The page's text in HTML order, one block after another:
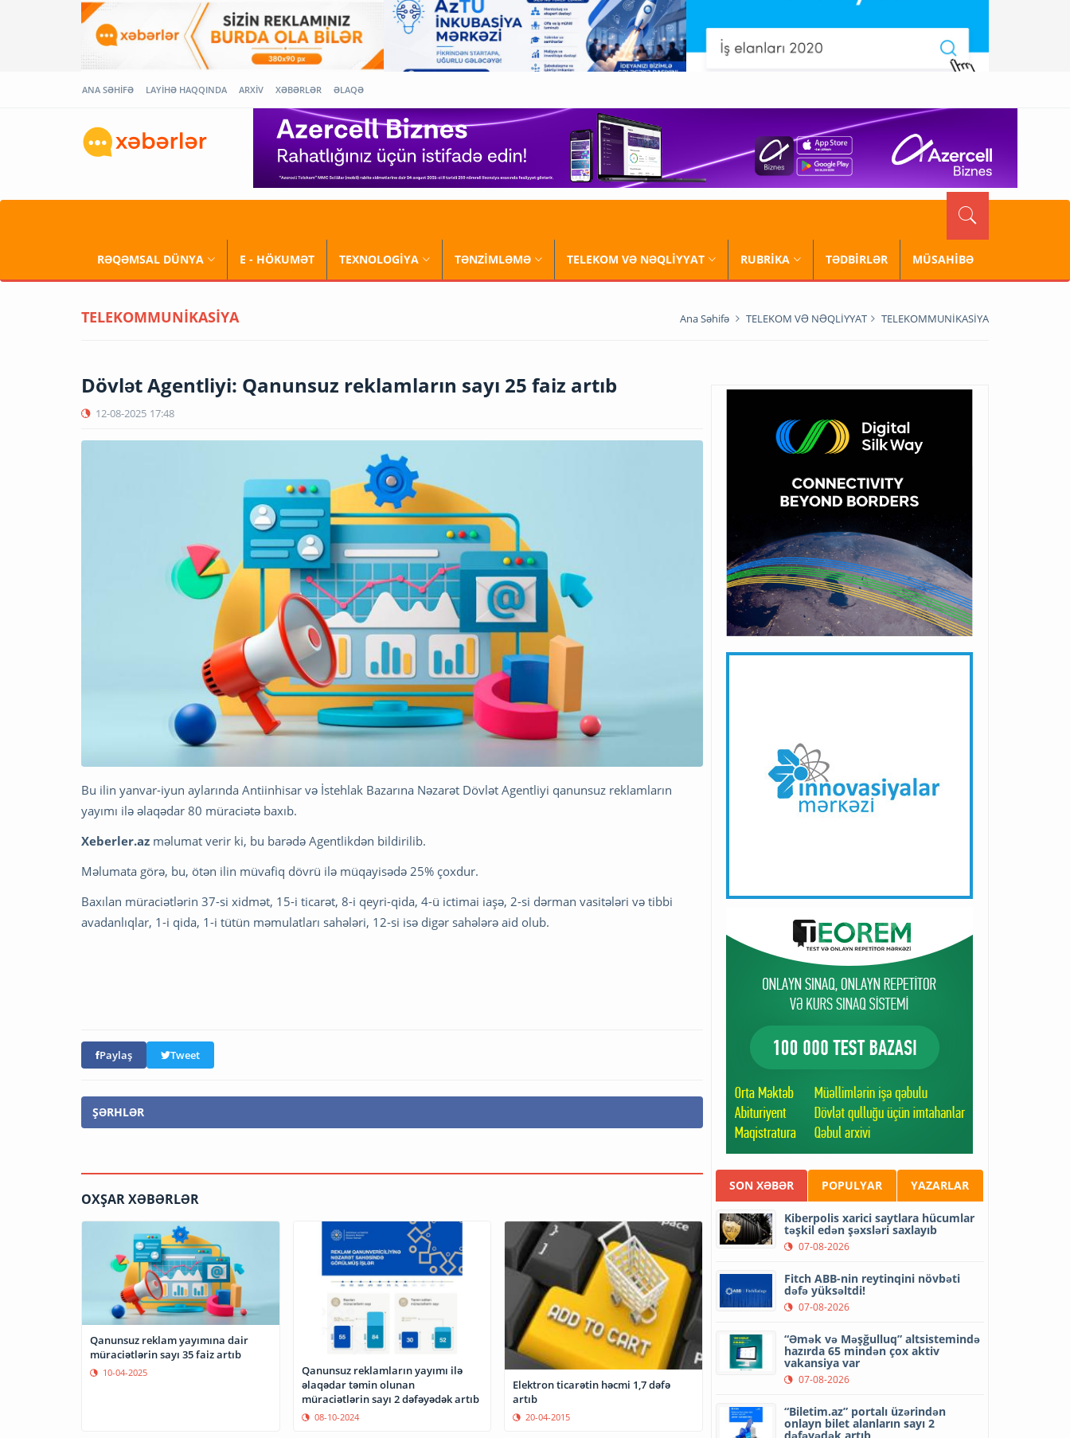
ANA SƏHİFƏ LAYİHƏ HAQQINDA ARXİV XƏBƏRLƏR ƏLAQƏ
RƏQƏMSAL DÜNYA E - HÖKUMƏT TEXNOLOGİYA TƏNZİMLƏMƏ TELEKOM VƏ NƏQLİYYAT RUBRİKA TƏDBİRLƏR MÜSAHİBƏ
TELEKOMMUNİKASİYA Ana Səhifə TELEKOM VƏ NƏQLİYYAT TELEKOMMUNİKASİYA
Dövlət Agentliyi: Qanunsuz reklamların sayı 25 faiz artıb
12-08-2025 17:48
Bu ilin yanvar-iyun aylarında Antiinhisar və İstehlak Bazarına Nəzarət Dövlət Agentliyi qanunsuz reklamların
yayımı ilə əlaqədar 80 müraciətə baxıb.
Xeberler.az məlumat verir ki, bu barədə Agentlikdən bildirilib.
Məlumata görə, bu, ötən ilin müvafiq dövrü ilə müqayisədə 25% çoxdur.
Baxılan müraciətlərin 37-si xidmət, 15-i ticarət, 8-i qeyri-qida, 4-ü ictimai iaşə, 2-si dərman vasitələri və tibbi
avadanlıqlar, 1-i qida, 1-i tütün məmulatları sahələri, 12-si isə digər sahələrə aid olub.
Paylaş Tweet
ŞƏRHLƏR
OXŞAR XƏBƏRLƏR
Qanunsuz reklam yayımına dair
müraciətlərin sayı 35 faiz artıb
10-04-2025
Qanunsuz reklamların yayımı ilə
əlaqədar təmin olunan
müraciətlərin sayı 2 dəfəyədək artıb
08-10-2024
Elektron ticarətin həcmi 1,7 dəfə
artıb
20-04-2015
SON XƏBƏR POPULYAR YAZARLAR
Kiberpolis xarici saytlara hücumlar
təşkil edən şəxsləri saxlayıb
07-08-2026
Fitch ABB-nin reytinqini növbəti
dəfə yüksəltdi!
07-08-2026
“Əmək və Məşğulluq” altsistemində
hazırda 65 mindən çox aktiv
vakansiya var
07-08-2026
“Biletim.az” portalı üzərindən
onlayn bilet alanların sayı 2